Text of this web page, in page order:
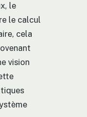
le
le calcul
cela
vision